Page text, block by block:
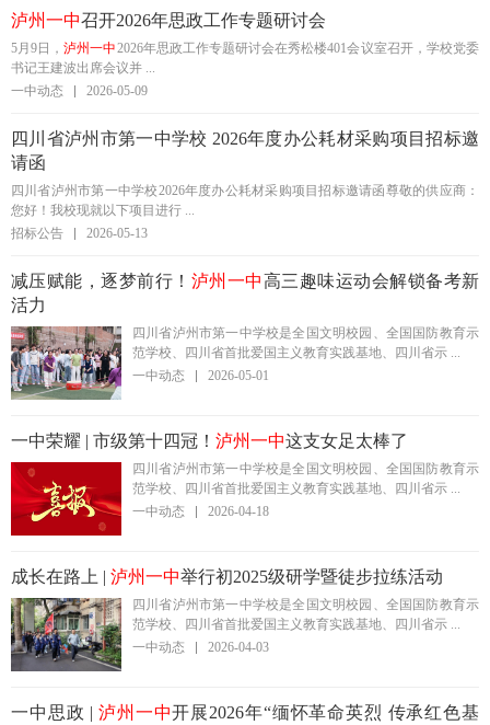
泸州一中召开2026年思政工作专题研讨会
5月9日，泸州一中2026年思政工作专题研讨会在秀松楼401会议室召开，学校党委
书记王建波出席会议并 ...
一中动态
2026-05-09
四川省泸州市第一中学校 2026年度办公耗材采购项目招标邀
请函
四川省泸州市第一中学校2026年度办公耗材采购项目招标邀请函尊敬的供应商：
您好！我校现就以下项目进行 ...
招标公告
2026-05-13
减压赋能，逐梦前行！ 泸州一中高三趣味运动会解锁备考新
活力
四川省泸州市第一中学校是全国文明校园、全国国防教育示
范学校、四川省首批爱国主义教育实践基地、四川省示 ...
一中动态
2026-05-01
一中荣耀 | 市级第十四冠！ 泸州一中这支女足太棒了
四川省泸州市第一中学校是全国文明校园、全国国防教育示
范学校、四川省首批爱国主义教育实践基地、四川省示 ...
一中动态
2026-04-18
成长在路上 | 泸州一中举行初2025级研学暨徒步拉练活动
四川省泸州市第一中学校是全国文明校园、全国国防教育示
范学校、四川省首批爱国主义教育实践基地、四川省示 ...
一中动态
2026-04-03
一中思政 |泸州一中开展2026年“缅怀革命英烈 传承红色基